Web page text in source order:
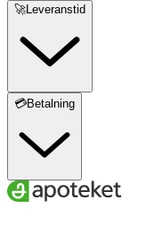
🚀Leveranstid
💳Betalning